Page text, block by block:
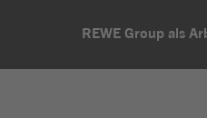
REWE Group als